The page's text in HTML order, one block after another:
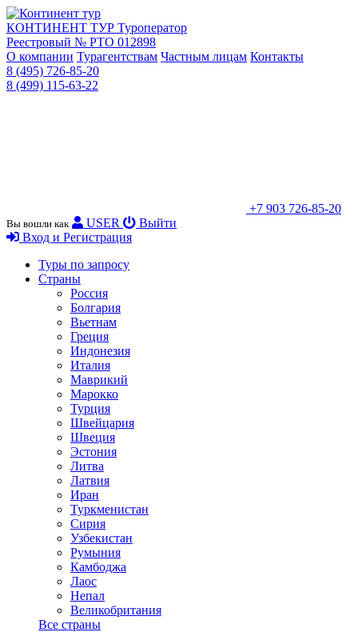
КОНТИНЕНТ ТУР Туроператор
Реестровый № РТО 012898
О компании Турагентствам Частным лицам Контакты
8 (495) 726-85-20
8 (499) 115-63-22
+7 903 726-85-20
Вы вошли как USER
Выйти
Вход и Регистрация
Туры по запросу
Страны
Россия
Болгария
Вьетнам
Греция
Индонезия
Италия
Маврикий
Марокко
Турция
Швейцария
Швеция
Эстония
Литва
Латвия
Иран
Туркменистан
Сирия
Узбекистан
Румыния
Камбоджа
Лаос
Непал
Великобритания
Все страны